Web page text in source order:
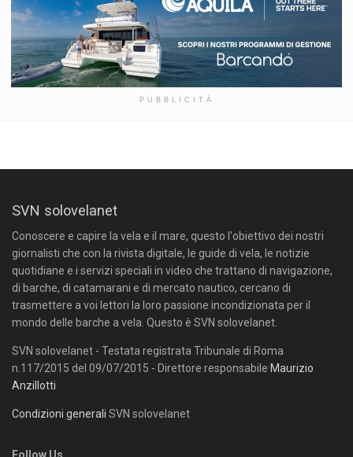
PUBBLICITÀ
SVN solovelanet
Conoscere e capire la vela e il mare, questo l'obiettivo dei nostri
giornalisti che con la rivista digitale, le guide di vela, le notizie
quotidiane e i servizi speciali in video che trattano di navigazione,
di barche, di catamarani e di mercato nautico, cercano di
trasmettere a voi lettori la loro passione incondizionata per il
mondo delle barche a vela. Questo è SVN solovelanet.
SVN solovelanet - Testata registrata Tribunale di Roma
n.117/2015 del 09/07/2015 - Direttore responsabile Maurizio
Anzillotti
Condizioni generali SVN solovelanet